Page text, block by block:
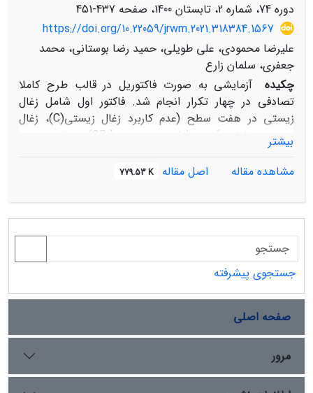
دوره 74، شماره 2، تابستان 1400، صفحه
437-451
https://doi.org/10.22059/jrwm.2021.318384.1567
علیرضا محمودی، علی طویلی، حمید رضا بوستانی، محمد
جعفری، سلمان زارع
چکیده
آزمایشی به صورت فاکتوریل در قالب طرح کاملا
تصادفی در چهار تکرار انجام شد. فاکتور اول شامل زغال‌
زیستی در هفت سطح (عدم کاربرد زغال زیستی(C)، زغال
زیستی بقایای گندم 5/1 درصد وزنی(GB1)، زغال زیستی
بقایای گندم 3 درصد وزنی(GB2)، زغال زیستی بقایای ذرت
زغال زیستی بقایای پنبه 3 درصد وزنی(PB2) و فاکتور دوم
شامل کاربرد سرب در سه سطح (0(Pb0)، 150 (PB1) و 300
(PB2) میلی‌گرم در کیلوگرم خاک) بود. این پژوهش نشان داد
که افزایش کاربرد سطوح زغال های زیستی بقایای گیاهی
متر)، کربن آلی خاک (53، 59 و 63 درصد)، پ‌هاش خاک
(12/16،83/12 و 25/10 درصد) در خاک شد. همچنین کاربرد
انواع زغال های زیستی بقایای گیاهی گندم، ذرت و پنبه در
سطح 3 درصد وزنی سبب افزایش فراهمی آهن (به ترتیب
بیشتر
مشاهده مقاله
اصل مقاله 779.53 K
جستجوی پیشرفته
صفحه اصلی
مرور